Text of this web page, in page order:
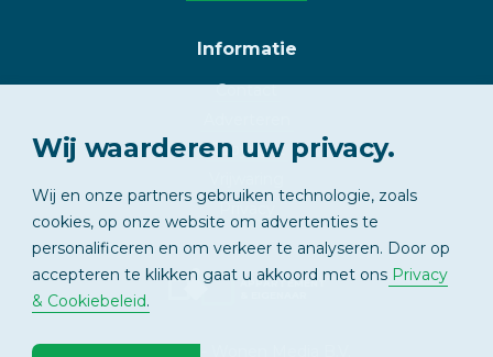
Informatie
Contact
Copyright
APPARTEMENT
Wij waarderen uw privacy.
Wij en onze partners gebruiken technologie, zoals
cookies, op onze website om advertenties te
personalificeren en om verkeer te analyseren. Door op
accepteren te klikken gaat u akkoord met ons Privacy
& Cookiebeleid.